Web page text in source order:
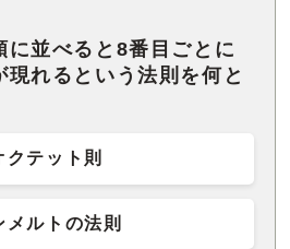
に並べると8番目ごとに
現れるという法則を何と
クテット則
メルトの法則